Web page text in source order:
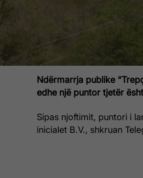
Ndërmarrja publike
edhe një puntor tjetër
Sipas njoftimit, puntori i
inicialet B.V., shkruan